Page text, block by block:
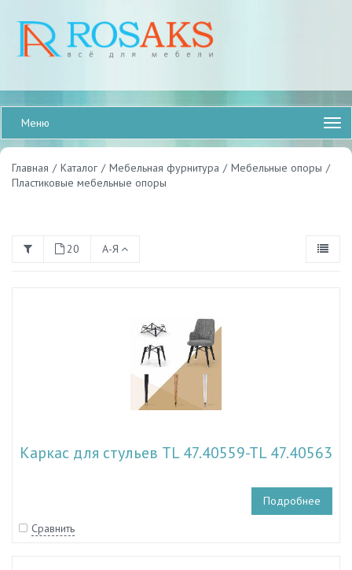
Меню
Главная / Каталог / Мебельная фурнитура / Мебельные опоры /
Пластиковые мебельные опоры
20 А-Я
Каркас для стульев TL 47.40559-TL 47.40563
Подробнее
Сравнить